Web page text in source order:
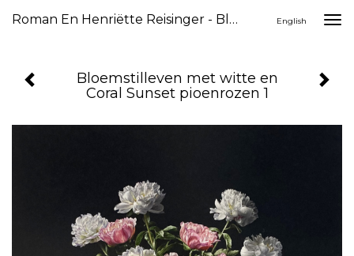
Roman En Henriëtte Reisinger - Bloemstilleven Met Witte En Coral Sunset Pioenrozen 1 English
Bloemstilleven met witte en
Coral Sunset pioenrozen 1